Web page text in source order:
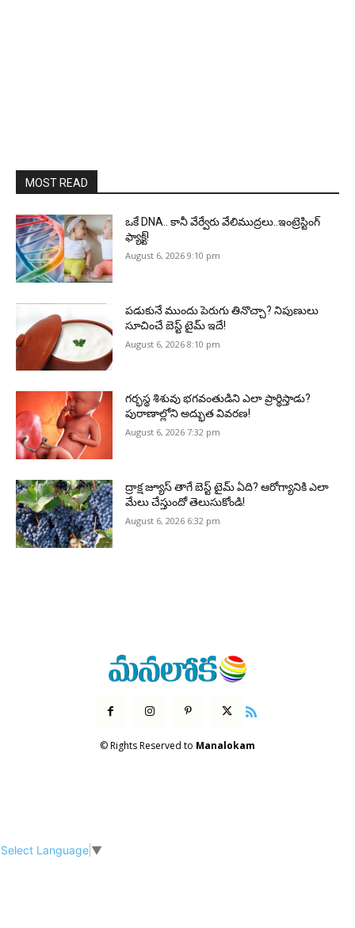
MOST READ
ఒకే DNA.. కానీ వేర్వేరు వేలిముద్రలు..ఇంట్రెస్టింగ్
ఫ్యాక్ట్!
August 6, 2026 9:10 pm
పడుకునే ముందు పెరుగు తినొచ్చా? నిపుణులు
సూచించే బెస్ట్ టైమ్ ఇదే!
August 6, 2026 8:10 pm
గర్భస్థ శిశువు భగవంతుడిని ఎలా ప్రార్థిస్తాడు?
పురాణాల్లోని అద్భుత వివరణ!
August 6, 2026 7:32 pm
ద్రాక్ష జ్యూస్ తాగే బెస్ట్ టైమ్ ఏది? ఆరోగ్యానికి ఎలా
మేలు చేస్తుందో తెలుసుకోండి!
August 6, 2026 6:32 pm
© Rights Reserved to Manalokam
Select Language ▼